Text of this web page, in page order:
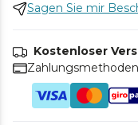
Sagen Sie mir
Kostenloser